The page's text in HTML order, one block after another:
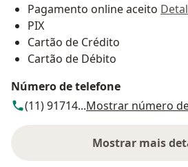
Pagamento online aceito
PIX
Cartão de Crédito
Cartão de Débito
Número de telefone
(11) 91714...Mostrar número
Mostrar maissobre